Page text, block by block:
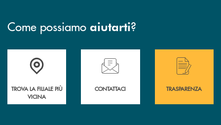
Come possiamo aiutarti?
Accedi all' elenco completo delle filiali .
TROVA LA FILIALE PIÙ
VICINA
Hai bisogno di assistenza immediata?
CONTATTACI
Hai bisogno di
TRASPARENZA